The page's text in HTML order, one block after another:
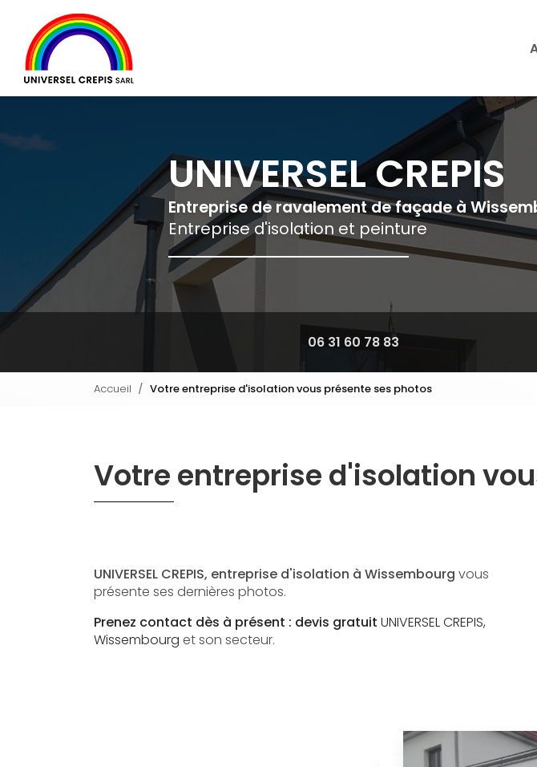
contenu
principal
UNIVERSEL CREPIS
Entreprise de ravalement de façade à
Entreprise d'isolation et peinture
06 31 60 78 83
Accueil Votre entreprise d'isolation vous présente ses photos
Votre entreprise d'isolation
UNIVERSEL CREPIS, entreprise d'isolation à Wissembourg vous
présente ses dernières photos.
Prenez contact dès à présent : devis gratuit UNIVERSEL CREPIS,
Wissembourg et son secteur.